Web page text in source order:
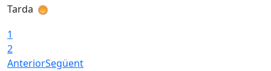
Tarda
1
2
AnteriorSegüent